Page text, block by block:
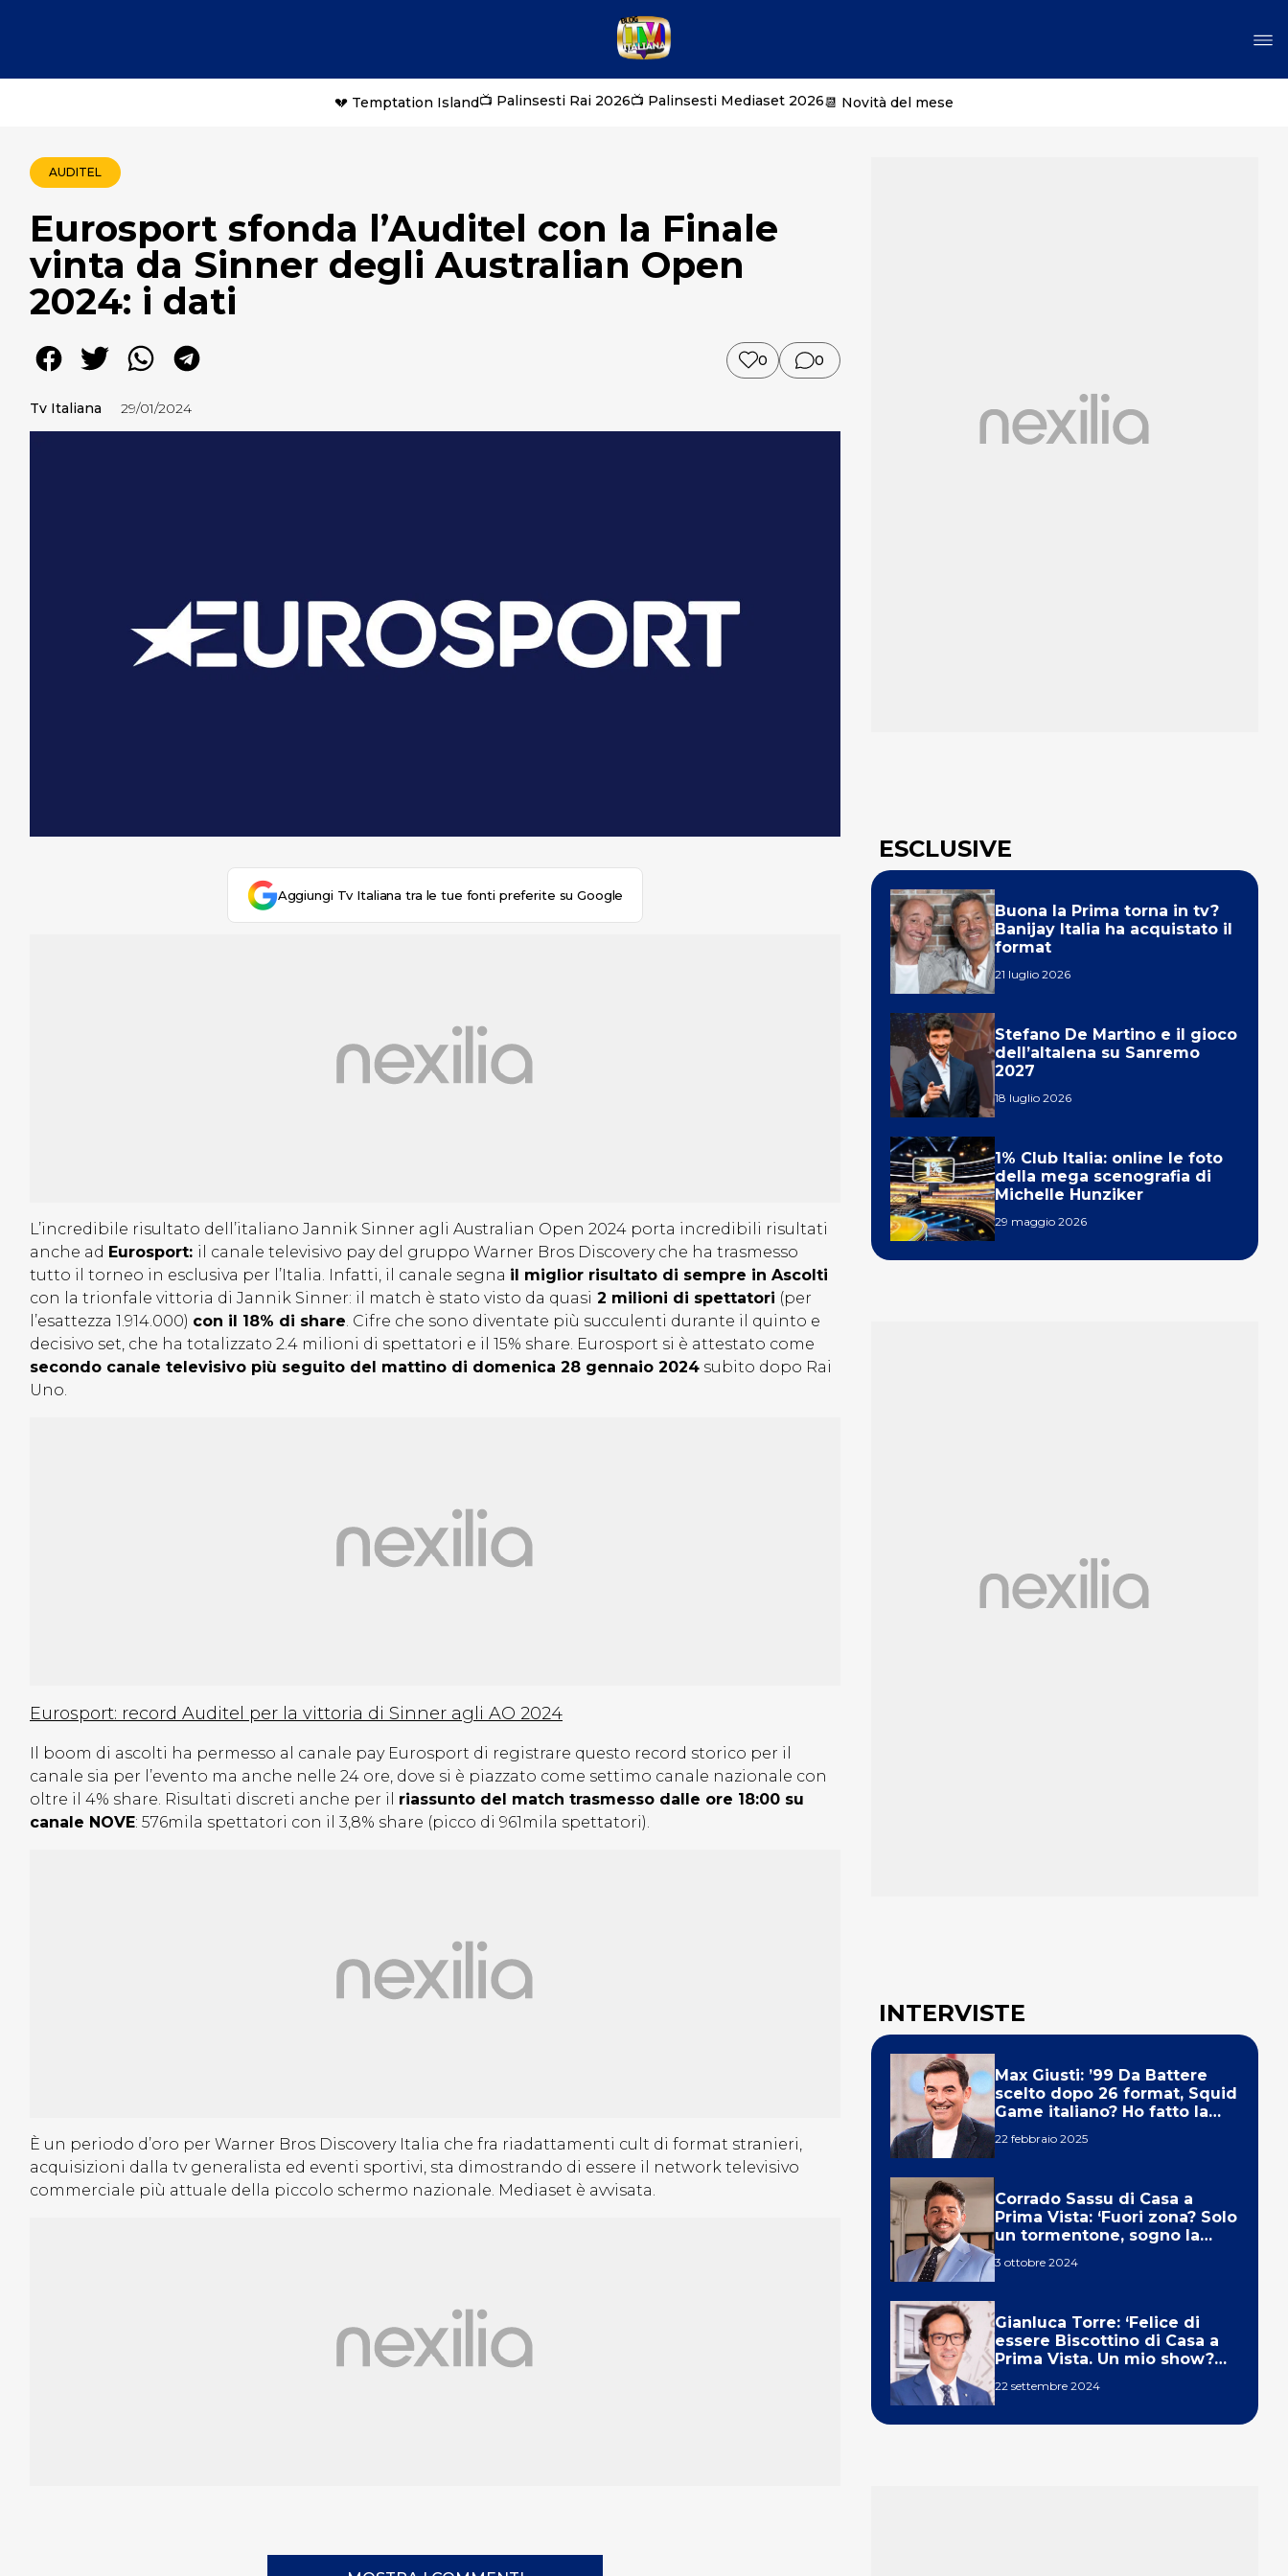
💔 Temptation Island📺 Palinsesti Rai 2026📺 Palinsesti Mediaset 2026📆 Novità del mese
AUDITEL
Eurosport sfonda l’Auditel con la Finale
vinta da Sinner degli Australian Open
2024: i dati
0 0
Tv Italiana 29/01/2024
Aggiungi Tv Italiana tra le tue fonti preferite su Google
L’incredibile risultato dell’italiano Jannik Sinner agli Australian Open 2024 porta incredibili risultati
anche ad Eurosport: il canale televisivo pay del gruppo Warner Bros Discovery che ha trasmesso
tutto il torneo in esclusiva per l’Italia. Infatti, il canale segna il miglior risultato di sempre in Ascolti
con la trionfale vittoria di Jannik Sinner: il match è stato visto da quasi 2 milioni di spettatori (per
l’esattezza 1.914.000) con il 18% di share. Cifre che sono diventate più succulenti durante il quinto e
decisivo set, che ha totalizzato 2.4 milioni di spettatori e il 15% share. Eurosport si è attestato come
secondo canale televisivo più seguito del mattino di domenica 28 gennaio 2024 subito dopo Rai
Uno.
Eurosport: record Auditel per la vittoria di Sinner agli AO 2024
Il boom di ascolti ha permesso al canale pay Eurosport di registrare questo record storico per il
canale sia per l’evento ma anche nelle 24 ore, dove si è piazzato come settimo canale nazionale con
oltre il 4% share. Risultati discreti anche per il riassunto del match trasmesso dalle ore 18:00 su
canale NOVE: 576mila spettatori con il 3,8% share (picco di 961mila spettatori).
È un periodo d’oro per Warner Bros Discovery Italia che fra riadattamenti cult di format stranieri,
acquisizioni dalla tv generalista ed eventi sportivi, sta dimostrando di essere il network televisivo
commerciale più attuale della piccolo schermo nazionale. Mediaset è avvisata.
ESCLUSIVE
Buona la Prima torna in tv?
Banijay Italia ha acquistato il
format
21 luglio 2026
Stefano De Martino e il gioco
dell’altalena su Sanremo
2027
18 luglio 2026
1% Club Italia: online le foto
della mega scenografia di
Michelle Hunziker
29 maggio 2026
INTERVISTE
Max Giusti: ’99 Da Battere
scelto dopo 26 format, Squid
Game italiano? Ho fatto la
22 febbraio 2025
Corrado Sassu di Casa a
Prima Vista: ‘Fuori zona? Solo
un tormentone, sogno la
3 ottobre 2024
Gianluca Torre: ‘Felice di
essere Biscottino di Casa a
Prima Vista. Un mio show?
22 settembre 2024